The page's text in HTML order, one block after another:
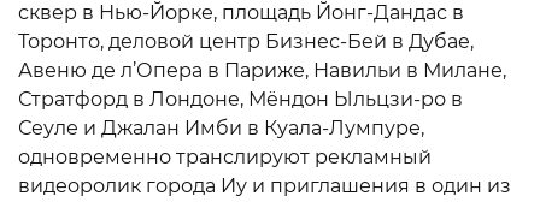
сквер в Нью-Йорке, площадь Йонг-Дандас в
Торонто, деловой центр Бизнес-Бей в Дубае,
Авеню де л’Опера в Париже, Навильи в Милане,
Стратфорд в Лондоне, Мёндон Ыльцзи-ро в
Сеуле и Джалан Имби в Куала-Лумпуре,
одновременно транслируют рекламный
видеоролик города Иу и приглашения в один из